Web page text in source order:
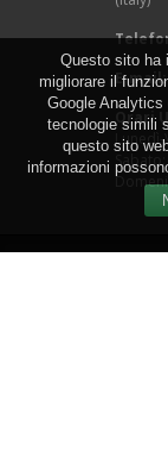
E-mail:
Orari
Lunedì-
Questo sito ha
migliorare il
Google
tecnologie simili
questo sito
informazioni